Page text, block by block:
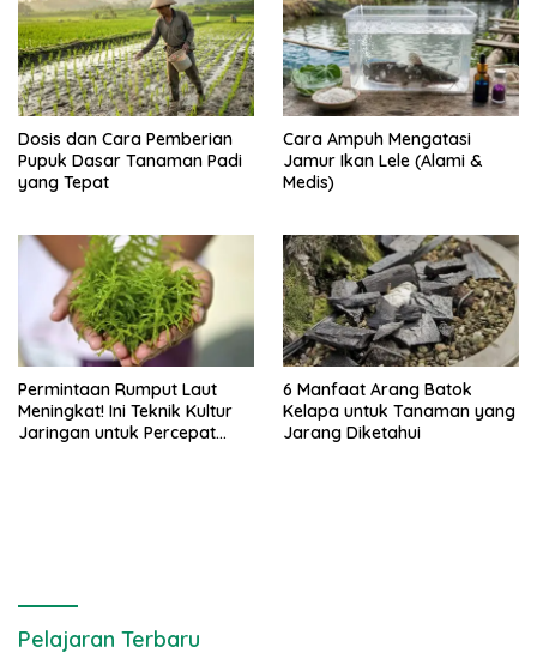
Dosis dan Cara Pemberian
Pupuk Dasar Tanaman Padi
yang Tepat
Cara Ampuh Mengatasi
Jamur Ikan Lele (Alami &
Medis)
Permintaan Rumput Laut
Meningkat! Ini Teknik Kultur
Jaringan untuk Percepat
6 Manfaat Arang Batok
Kelapa untuk Tanaman yang
Jarang Diketahui
Pelajaran Terbaru